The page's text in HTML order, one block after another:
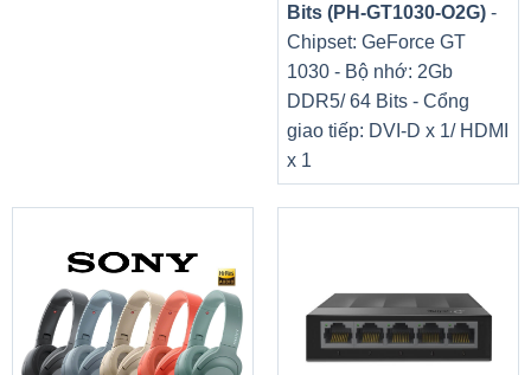
Bits (PH-GT1030-O2G)-
Chipset: GeForce GT
1030 - Bộ nhớ: 2Gb
DDR5/ 64 Bits - Cổng
giao tiếp: DVI-D x 1/ HDMI
x 1